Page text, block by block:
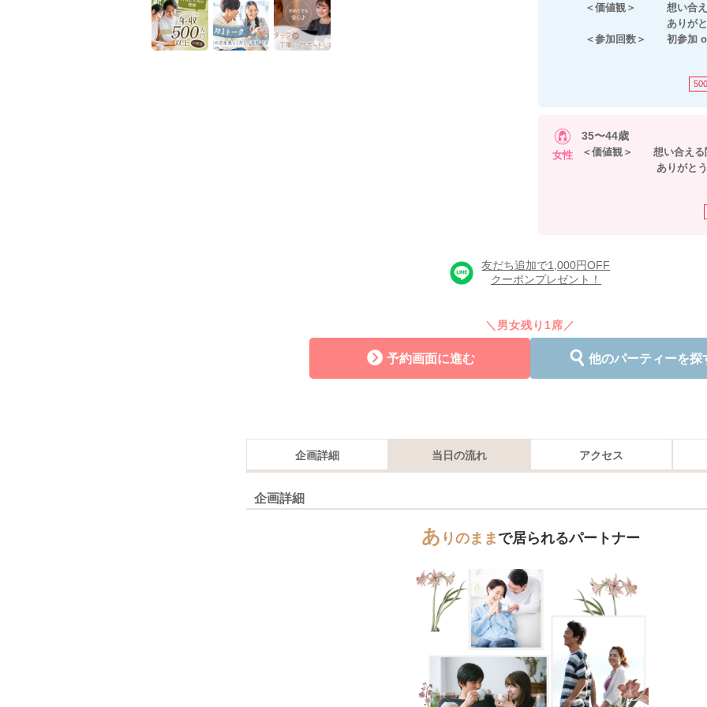
＜価値観＞ 想い合え
ありがとう・ご
＜参加回数＞ 初参加
女性
35〜44歳
＜価値観＞ 想い合える
ありがとう・ごめ
友だち追加で1,000円OFF
クーポンプレゼント！
＼男女残り1席／
予約画面に進む 他のパーティーを探
企画詳細 当日の流れ アクセス
企画詳細
あ りのまま で居られるパートナー